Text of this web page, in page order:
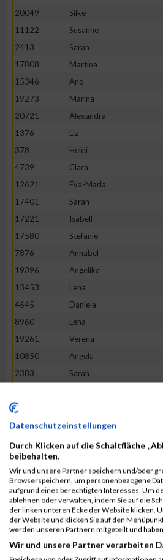
20049
Silke
11122
Susanne
2413
Sarah
17808
Martina
15346
Ano
19273
Marina
20721
Alexandra
1376
Liz
378
Heidi
4739
Clara
12621
Eva-Maria
17401
Sarah
17221
Isabell
17580
Stefanie
7876
Annabel
19396
Angelika
13453
Lena
4645
Daniela
8960
Lena
19261
Verena
10850
Angela
2383
Sarah
10079
18862
Tineke
18205
Sandra
3475
16268
Lotte
5049
Sabine
7653
Franziska
1380
Jeanne Li
6002
Julia
Datenschutzeinstellungen
Durch Klicken auf die Schaltfläche
beibehalten.
Wir und unsere Partner speichern und/oder
Browserspeichern, um personenbezogene
aufgrund eines berechtigten Interesses. Um
ablehnen oder verwalten, indem Sie auf die
der linken unteren Ecke der Website klicken.
der Website und klicken Sie auf den
werden unseren Partnern mitgeteilt und
Wir und unsere Partner verarbeiten